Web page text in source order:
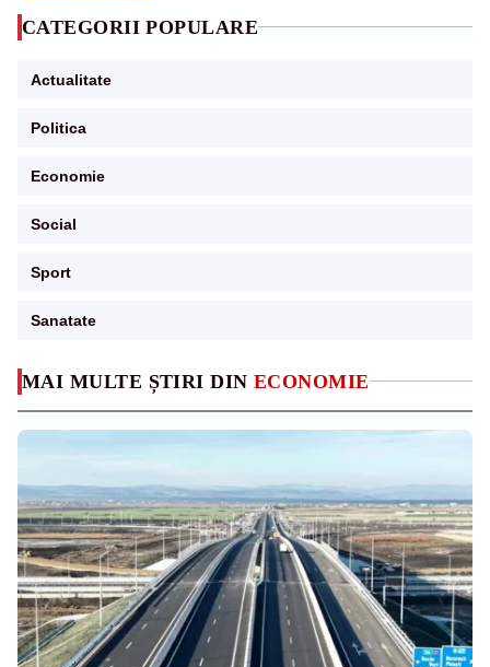
MAI MULTE ȘTIRI DIN ECONOMIE
CATEGORII POPULARE
Actualitate
Politica
Economie
Social
Sport
Sanatate